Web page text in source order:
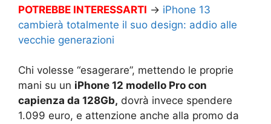
POTREBBE INTERESSARTI → iPhone 13
cambierà totalmente il suo design: addio alle
vecchie generazioni
Chi volesse “esagerare”, mettendo le proprie
mani su un iPhone 12 modello Pro con
capienza da 128Gb, dovrà invece spendere
1.099 euro, e attenzione anche alla promo da